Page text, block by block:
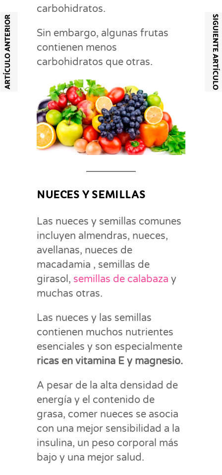
carbohidratos.
Sin embargo, algunas frutas
contienen menos
carbohidratos que otras.
NUECES Y SEMILLAS
Las nueces y semillas comunes
incluyen almendras, nueces,
avellanas, nueces de
macadamia , semillas de
girasol, semillas de calabaza y
muchas otras.
Las nueces y las semillas
contienen muchos nutrientes
esenciales y son especialmente
ricas en vitamina E y magnesio.
A pesar de la alta densidad de
energía y el contenido de
grasa, comer nueces se asocia
con una mejor sensibilidad a la
insulina, un peso corporal más
bajo y una mejor salud.
ARTÍCULO ANTERIOR SIGUIENTE ARTÍCULO